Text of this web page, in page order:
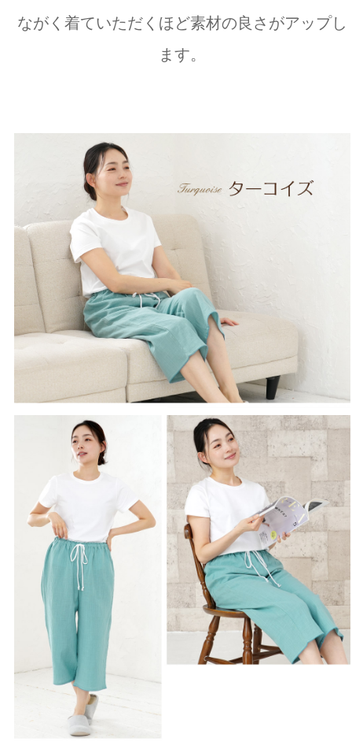
ながく着ていただくほど素材の良さがアップし
ます。